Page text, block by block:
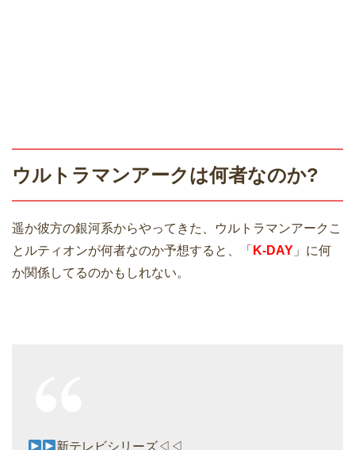
ウルトラマンアークは何者なのか?
遥か彼方の銀河系からやってきた、ウルトラマンアークこ
とルティオンが何者なのか予想すると、「 K-DAY 」に何
か関係してるのかもしれない。
新テレビシリーズ◁◁